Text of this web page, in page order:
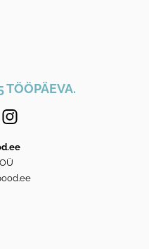
TÖÖPÄEVA.